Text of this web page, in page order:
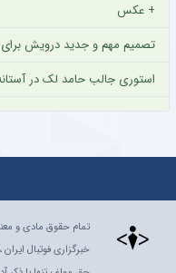
+ عکس
تصمیم مهم و جدید درویش
استوری جالب حامد لک در
خبرگزاری فوتبال